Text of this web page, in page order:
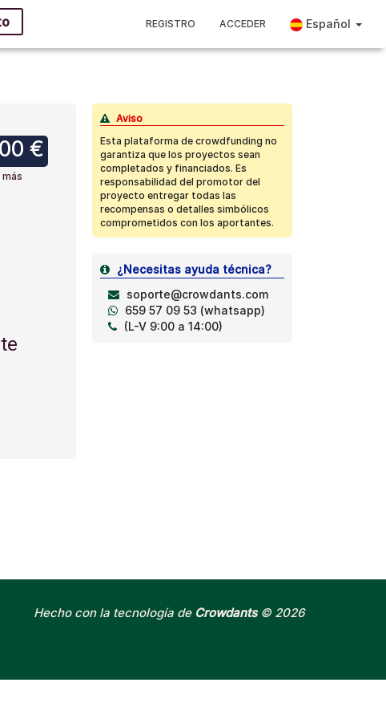
REGISTRO ACCEDER Español
€
más
Aviso
Esta plataforma de crowdfunding no
garantiza que los proyectos sean
completados y financiados. Es
responsabilidad del promotor del
proyecto entregar todas las
recompensas o detalles simbólicos
comprometidos con los aportantes.
¿Necesitas ayuda técnica?
soporte@crowdants.com
659 57 09 53 (whatsapp)
(L-V 9:00 a 14:00)
Hecho con la tecnología de Crowdants© 2026